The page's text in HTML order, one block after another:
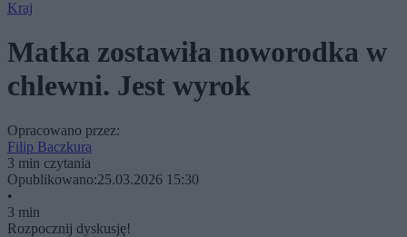
Kraj
Matka zostawiła noworodka w
chlewni. Jest wyrok
Opracowano przez:
Filip Baczkura
3 min czytania
Opublikowano:25.03.2026 15:30
•
3 min
Rozpocznij dyskusję!